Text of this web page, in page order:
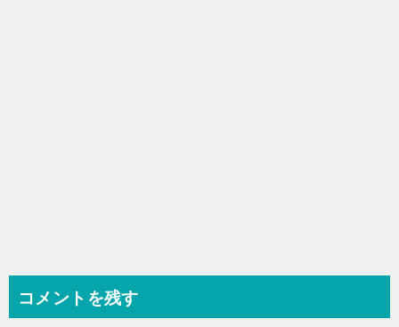
コメントを残す